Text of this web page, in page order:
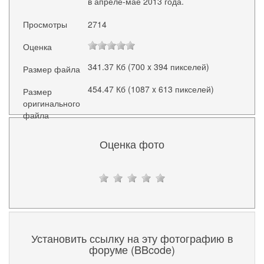
Просмотры
2714
Оценка
Размер файла
341.37 Кб (700 x 394 пикселей)
Размер
оригинального
файла
454.47 Кб (1087 x 613 пикселей)
Оценка фото
Установить ссылку на эту фотографию в
форуме (BBcode)